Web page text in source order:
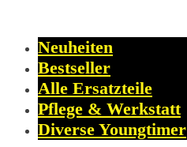
Neuheiten
Bestseller
Alle Ersatzteile
Pflege & Werkstatt
Diverse Youngtimer